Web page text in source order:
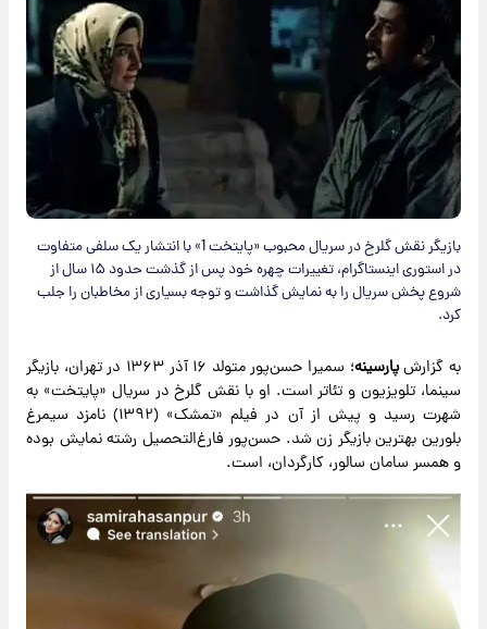
بازیگر نقش گلرخ در سریال محبوب «پایتخت 1» با انتشار یک سلفی متفاوت
در استوری اینستاگرام، تغییرات چهره خود پس از گذشت حدود ۱۵ سال از
شروع پخش سریال را به نمایش گذاشت و توجه بسیاری از مخاطبان را جلب
کرد.
به گزارشپارسینه
؛ سمیرا حسن‌پور متولد ۱۶ آذر ۱۳۶۳ در تهران، بازیگر
سینما، تلویزیون و تئاتر است. او با نقش گلرخ در سریال «پایتخت» به
شهرت رسید و پیش از آن در فیلم «تمشک» (۱۳۹۲) نامزد سیمرغ
بلورین بهترین بازیگر زن شد. حسن‌پور فارغ‌التحصیل رشته نمایش بوده
و همسر سامان سالور، کارگردان، است.